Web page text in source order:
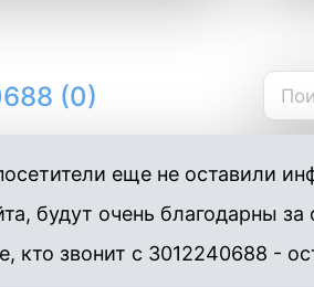
(0)
еще не оставили
будут очень благодарны
кто звонит с 3012240688 -